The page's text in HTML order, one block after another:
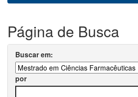
Página de Busca
Buscar em:
por